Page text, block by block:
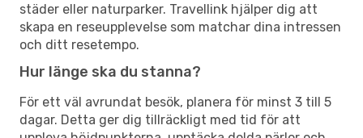
städer eller naturparker. Travellink hjälper dig att
skapa en reseupplevelse som matchar dina intressen
och ditt resetempo.
Hur länge ska du stanna?
För ett väl avrundat besök, planera för minst 3 till 5
dagar. Detta ger dig tillräckligt med tid för att